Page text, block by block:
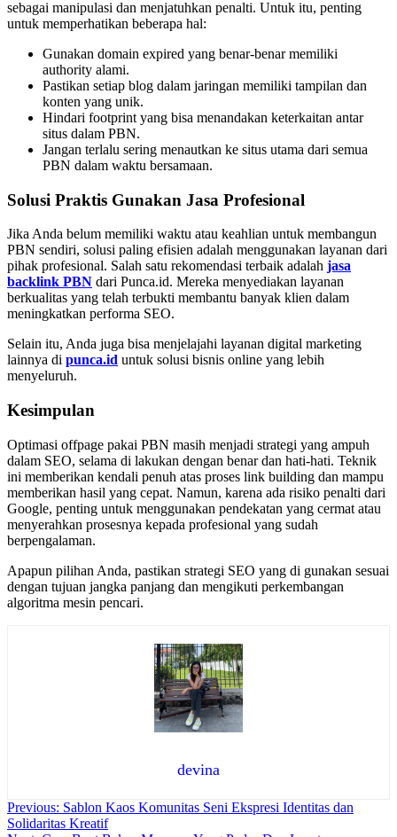
sebagai manipulasi dan menjatuhkan penalti. Untuk itu, penting
untuk memperhatikan beberapa hal:
Gunakan domain expired yang benar-benar memiliki
authority alami.
Pastikan setiap blog dalam jaringan memiliki tampilan dan
konten yang unik.
Hindari footprint yang bisa menandakan keterkaitan antar
situs dalam PBN.
Jangan terlalu sering menautkan ke situs utama dari semua
PBN dalam waktu bersamaan.
Solusi Praktis Gunakan Jasa Profesional
Jika Anda belum memiliki waktu atau keahlian untuk membangun
PBN sendiri, solusi paling efisien adalah menggunakan layanan dari
pihak profesional. Salah satu rekomendasi terbaik adalah jasa
backlink PBN dari Punca.id. Mereka menyediakan layanan
berkualitas yang telah terbukti membantu banyak klien dalam
meningkatkan performa SEO.
Selain itu, Anda juga bisa menjelajahi layanan digital marketing
lainnya di punca.id untuk solusi bisnis online yang lebih
menyeluruh.
Kesimpulan
Optimasi offpage pakai PBN masih menjadi strategi yang ampuh
dalam SEO, selama di lakukan dengan benar dan hati-hati. Teknik
ini memberikan kendali penuh atas proses link building dan mampu
memberikan hasil yang cepat. Namun, karena ada risiko penalti dari
Google, penting untuk menggunakan pendekatan yang cermat atau
menyerahkan prosesnya kepada profesional yang sudah
berpengalaman.
Apapun pilihan Anda, pastikan strategi SEO yang di gunakan sesuai
dengan tujuan jangka panjang dan mengikuti perkembangan
algoritma mesin pencari.
devina
Navigasi
Previous: Sablon Kaos Komunitas Seni Ekspresi Identitas dan
Solidaritas Kreatif